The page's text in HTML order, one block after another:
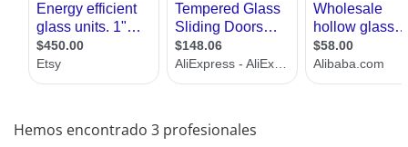
Hemos encontrado 3 profesionales